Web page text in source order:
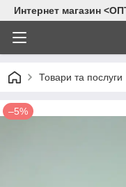
Интернет магазин
Товари та послуги
–5%